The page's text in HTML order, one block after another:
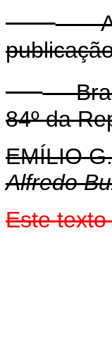
Art.
84º da
EMÍLIO
Alfredo
Este